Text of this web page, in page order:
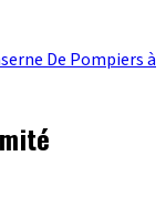
De Pompiers à